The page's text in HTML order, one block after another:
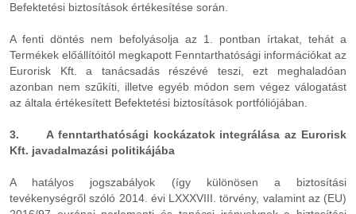
Befektetési biztosítások értékesítése során.
A fenti döntés nem befolyásolja az 1. pontban írtakat, tehát a
Termékek előállítóitól megkapott Fenntarthatósági információkat az
Eurorisk Kft. a tanácsadás részévé teszi, ezt meghaladóan
azonban nem szűkíti, illetve egyéb módon sem végez válogatást
az általa értékesített Befektetési biztosítások portfóliójában.
3. A fenntarthatósági kockázatok integrálása az Eurorisk
Kft. javadalmazási politikájába
A hatályos jogszabályok (így különösen a biztosítási
tevékenységről szóló 2014. évi LXXXVIII. törvény, valamint az (EU)